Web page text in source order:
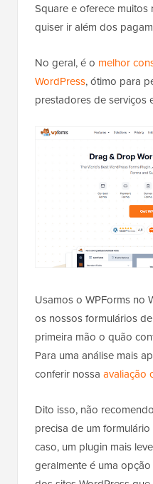
Square e oferece muitos
quiser ir além dos
No geral, é o melhor
WordPress, ótimo para
prestadores de serviços
Usamos o WPForms no
os nossos formulários
primeira mão o quão
Para uma análise mais
conferir nossa avaliação
Dito isso, não
precisa de um
caso, um plugin mais
geralmente é uma